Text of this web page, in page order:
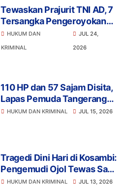
Tewaskan Prajurit TNI AD, 7
Tersangka Pengeroyokan
Terancam Penjara Seumur
Hidup
HUKUM DAN
KRIMINAL
JUL 24,
2026
110 HP dan 57 Sajam Disita,
Lapas Pemuda Tangerang
Perketat Pengawasan
HUKUM DAN KRIMINAL JUL 15, 2026
Tragedi Dini Hari di Kosambi:
Pengemudi Ojol Tewas Saat
Istirahat, Motor dan HP Raib
HUKUM DAN KRIMINAL JUL 13, 2026